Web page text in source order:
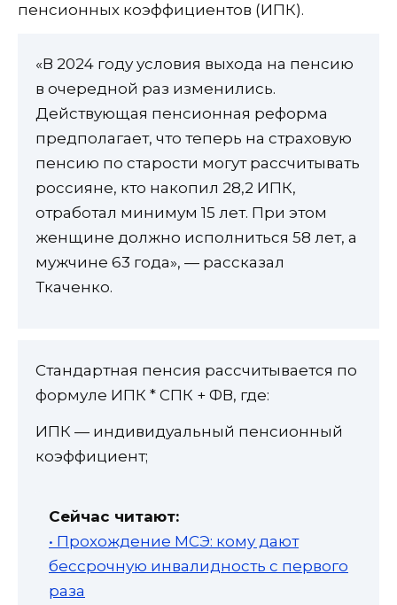
пенсионных коэффициентов (ИПК).
«В 2024 году условия выхода на пенсию
в очередной раз изменились.
Действующая пенсионная реформа
предполагает, что теперь на страховую
пенсию по старости могут рассчитывать
россияне, кто накопил 28,2 ИПК,
отработал минимум 15 лет. При этом
женщине должно исполниться 58 лет, а
мужчине 63 года», — рассказал
Ткаченко.
Стандартная пенсия рассчитывается по
формуле ИПК * СПК + ФВ, где:
ИПК — индивидуальный пенсионный
коэффициент;
Сейчас читают:
• Прохождение МСЭ: кому дают
бессрочную инвалидность с первого
раза